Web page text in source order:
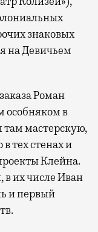
знаковых
на Девичьем
Роман
особняком в
там мастерскую,
тех стенах и
Клейна.
в их числе Иван
и первый